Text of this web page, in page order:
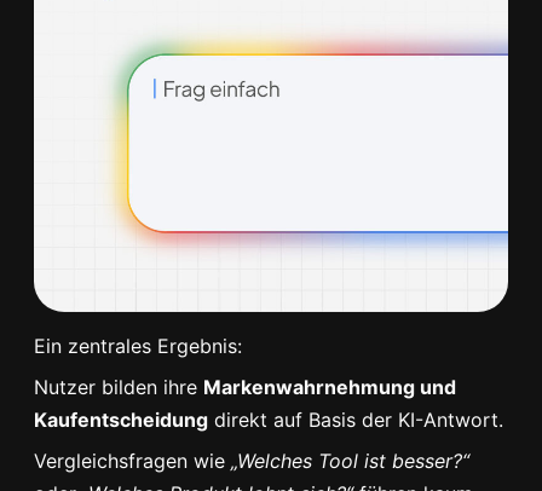
Ein zentrales Ergebnis:
Nutzer bilden ihre Markenwahrnehmung und
Kaufentscheidung direkt auf Basis der KI-Antwort.
Vergleichsfragen wie „Welches Tool ist besser?“